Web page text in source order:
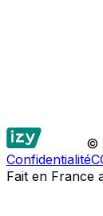
©
Confidentialité
Fait en France